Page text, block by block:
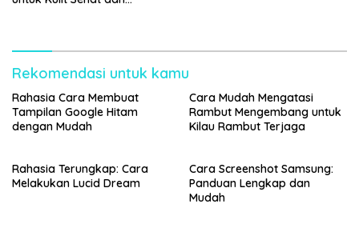
Rekomendasi untuk kamu
Rahasia Cara Membuat
Tampilan Google Hitam
dengan Mudah
Cara Mudah Mengatasi
Rambut Mengembang untuk
Kilau Rambut Terjaga
Rahasia Terungkap: Cara
Melakukan Lucid Dream
Cara Screenshot Samsung:
Panduan Lengkap dan
Mudah